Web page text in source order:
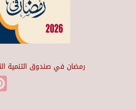
رمضان في صندوق التنمية